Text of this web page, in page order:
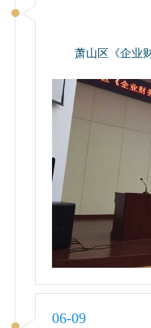
萧山区《企业
06-09